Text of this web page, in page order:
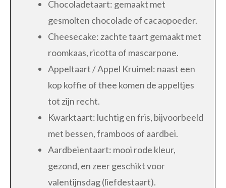
Chocoladetaart: gemaakt met
gesmolten chocolade of cacaopoeder.
Cheesecake: zachte taart gemaakt met
roomkaas, ricotta of mascarpone.
Appeltaart / Appel Kruimel: naast een
kop koffie of thee komen de appeltjes
tot zijn recht.
Kwarktaart: luchtig en fris, bijvoorbeeld
met bessen, framboos of aardbei.
Aardbeientaart: mooi rode kleur,
gezond, en zeer geschikt voor
valentijnsdag (liefdestaart).